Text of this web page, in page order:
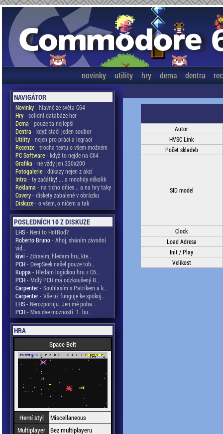
novinky utility hry dema dentra
NAVIGÁTOR
Novinky- hlavně ze světa C64
Hry- solidní databáze her
Dema - pouze ta nejlepší
Dentra - když stačí jeden soubor
Utility- nejen pro práci a legraci
Recenze- trocha textu o všem možném
PC Software- když to nejde na C64
Grafika - ne vždy jen 320x200
Fotogalerie- důkazy nejen z akcí
Intra - ty začátky! ... a mnohdy několik
Reklama - na ticho dňies .. a na hry taky
Covery- diskety zabalené v obrázku
Diskuze- o všem, o ničem a tak
POSLEDNÍCH 10 Z DISKUZE
LHS- Není to HotRod?
Roberto Bruno- Ahoj, sháním závodní
vid...
kiwi - Zdravim, hledam hru, kte...
PCH- DeepSeek našel pouze toh...
Kuppa - Hledám logickou hru z C6...
PCH- Mdlý PCH má odzkoušený R...
Carpenter- Souhlasím s Patrikem a k...
Carpenter- Vše už funguje ke spokoj...
LHS- Nerozporuju. Jen mě poba...
PCH- Mas dve moznosti. 1. bu...
HRA
Space Belt
Herní styl
Miscellaneous
Multiplayer Bez multiplayeru
Autor
HVSC Link
Počet skladeb
SID model
Clock
Load Adresa
Init / Play
Velikost